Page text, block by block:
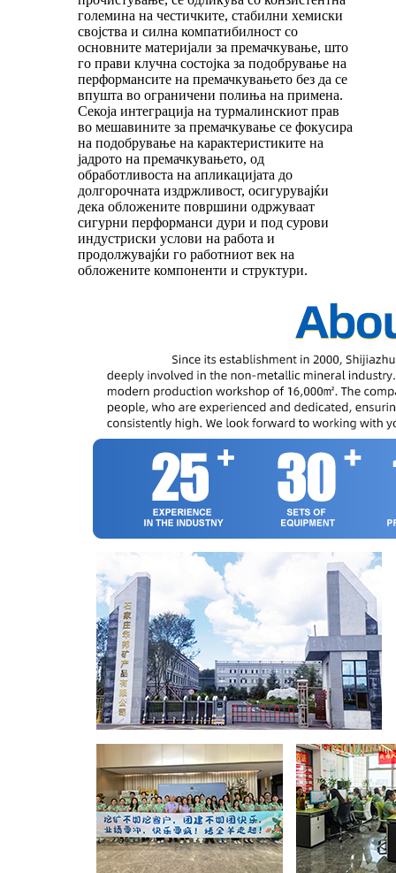
големина на честичките, стабилни хемиски
својства и силна компатибилност со
основните материјали за премачкување, што
го прави клучна состојка за подобрување на
перформансите на премачкувањето без да се
впушта во ограничени полиња на примена.
Секоја интеграција на турмалинскиот прав
во мешавините за премачкување се фокусира
на подобрување на карактеристиките на
јадрото на премачкувањето, од
обработливоста на апликацијата до
долгорочната издржливост, осигурувајќи
дека обложените површини одржуваат
сигурни перформанси дури и под сурови
индустриски услови на работа и
продолжувајќи го работниот век на
обложените компоненти и структури.